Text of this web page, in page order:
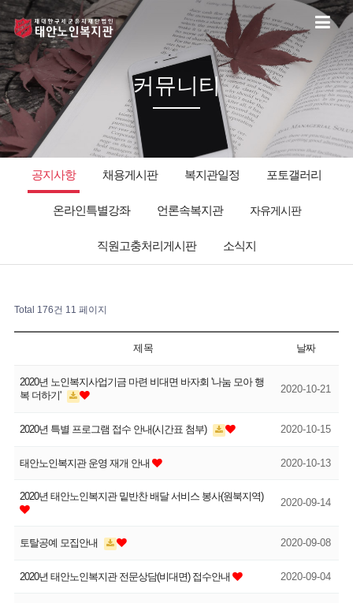
커뮤니티
공지사항 채용게시판 복지관일정 포토갤러리
온라인특별강좌 언론속복지관 자유게시판
직원고충처리게시판 소식지
Total 176건 11 페이지
제목 날짜
2020년 노인복지사업기금 마련 비대면 바자회 '나눔 모아 행
복 더하기'
2020-10-21
2020년 특별 프로그램 접수 안내(시간표 첨부) 2020-10-15
태안노인복지관 운영 재개 안내 2020-10-13
2020년 태안노인복지관 밑반찬 배달 서비스 봉사(원북지역)
2020-09-14
토탈공예 모집안내 2020-09-08
2020년 태안노인복지관 전문상담(비대면) 접수안내 2020-09-04